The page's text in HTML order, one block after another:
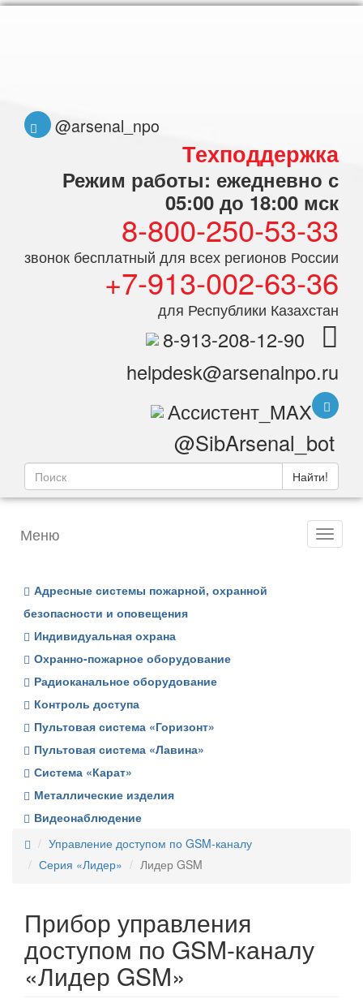
@arsenal_npo
Техподдержка
Режим работы: ежедневно с
05:00 до 18:00 мск
8-800-250-53-33
звонок бесплатный для всех регионов России
+7-913-002-63-36
для Республики Казахстан
8-913-208-12-90
helpdesk@arsenalnpo.ru
Ассистент_MAX
@SibArsenal_bot
Найти!
Меню
Адресные системы пожарной, охранной
безопасности и оповещения
Индивидуальная охрана
Охранно-пожарное оборудование
Радиоканальное оборудование
Контроль доступа
Пультовая система «Горизонт»
Пультовая система «Лавина»
Система «Карат»
Металлические изделия
Видеонаблюдение
Управление доступом по GSM-каналу
Серия «Лидер»
Лидер GSM
Прибор управления
доступом по GSM-каналу
«Лидер GSM»